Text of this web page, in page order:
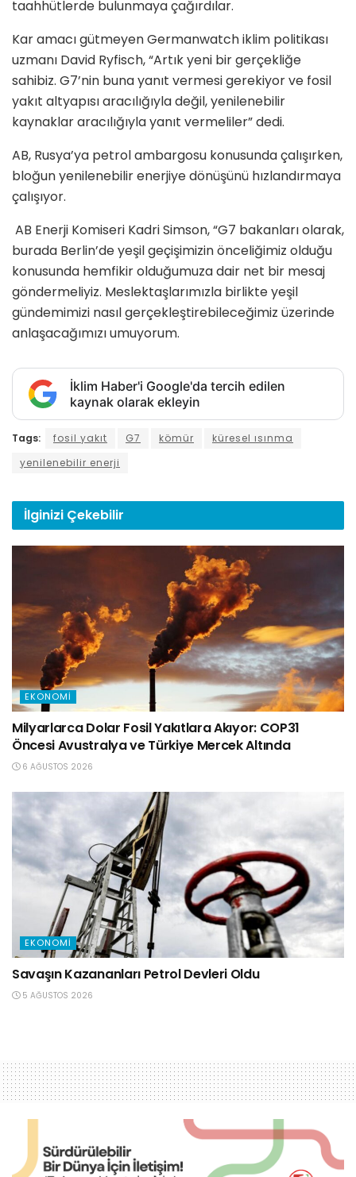
taahhütlerde bulunmaya çağırdılar.
Kar amacı gütmeyen Germanwatch iklim politikası
uzmanı David Ryfisch, “Artık yeni bir gerçekliğe
sahibiz. G7’nin buna yanıt vermesi gerekiyor ve fosil
yakıt altyapısı aracılığıyla değil, yenilenebilir
kaynaklar aracılığıyla yanıt vermeliler” dedi.
AB, Rusya’ya petrol ambargosu konusunda çalışırken,
bloğun yenilenebilir enerjiye dönüşünü hızlandırmaya
çalışıyor.
AB Enerji Komiseri Kadri Simson, “G7 bakanları olarak,
burada Berlin’de yeşil geçişimizin önceliğimiz olduğu
konusunda hemfikir olduğumuza dair net bir mesaj
göndermeliyiz. Meslektaşlarımızla birlikte yeşil
gündemimizi nasıl gerçekleştirebileceğimiz üzerinde
anlaşacağımızı umuyorum.
İklim Haber'i Google'da tercih edilen
kaynak olarak ekleyin
Tags: fosil yakıt G7 kömür
küresel ısınma
yenilenebilir enerji
İlginizi Çekebilir
EKONOMI
Milyarlarca Dolar Fosil Yakıtlara Akıyor: COP31
Öncesi Avustralya ve Türkiye Mercek Altında
6 AĞUSTOS 2026
EKONOMI
Savaşın Kazananları Petrol Devleri Oldu
5 AĞUSTOS 2026